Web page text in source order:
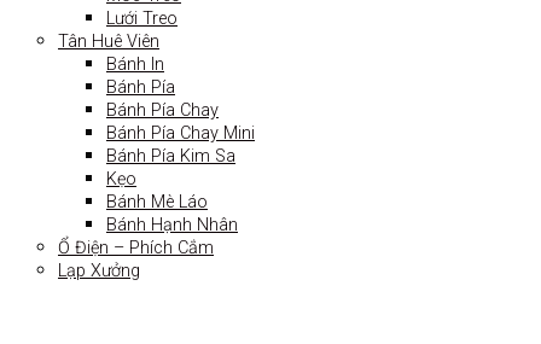
Lưới Treo
Tân Huê Viên
Bánh In
Bánh Pía
Bánh Pía Chay
Bánh Pía Chay Mini
Bánh Pía Kim Sa
Kẹo
Bánh Mè Láo
Bánh Hạnh Nhân
Ổ Điện – Phích Cắm
Lạp Xưởng